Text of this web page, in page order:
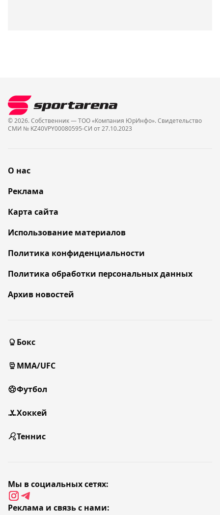
© 2026. Собственник — ТОО «Компания ЮрИнфо». Cвидетельство
СМИ № KZ40VPY00080595-СИ от 27.10.2023
О нас
Реклама
Карта сайта
Использование материалов
Политика конфиденциальности
Политика обработки персональных данных
Архив новостей
Бокс
MMA/UFC
Футбол
Хоккей
Теннис
Мы в социальных сетях:
Реклама и связь с нами: